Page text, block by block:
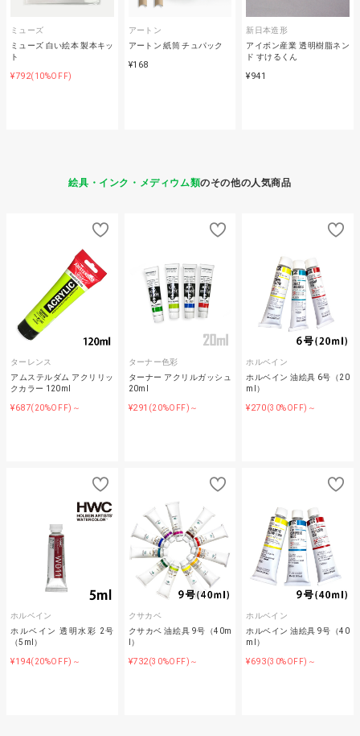
ミューズ
ミューズ 白い絵本 製本キッ
ト
¥792(10%OFF)
アートン
アートン 紙筒 チュパック
¥168
新日本造形
アイボン産業 透明樹脂ネン
ド すけるくん
¥941
絵具・インク・メディウム類のその他の人気商品
ターレンス
アムステルダム アクリリッ
クカラー 120ml
¥687(20%OFF)～
ターナー色彩
ターナー アクリルガッシュ
20ml
¥291 (20%OFF)～
ホルベイン
ホルベイン 油絵具 6号（20
ml）
¥270(30%OFF)～
ホルベイン
ホルベイン 透明水彩 2号
（5ml）
¥194(20%OFF)～
クサカベ
クサカベ 油絵具 9号（40m
l）
¥732(30%OFF)～
ホルベイン
ホルベイン 油絵具 9号（40
ml）
¥693(30%OFF)～